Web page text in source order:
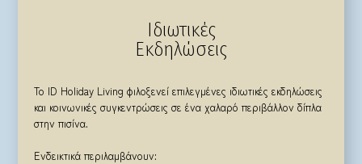
Ιδιωτικές
Εκδηλώσεις
Το ID Holiday Living φιλοξενεί επιλεγμένες ιδιωτικές εκδηλώσεις
και κοινωνικές συγκεντρώσεις σε ένα χαλαρό περιβάλλον δίπλα
στην πισίνα.
Ενδεικτικά περιλαμβάνουν: